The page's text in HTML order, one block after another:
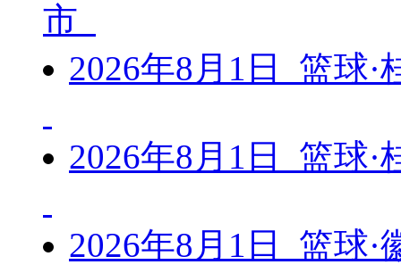
市
2026年8月1日 篮球
2026年8月1日 篮球
2026年8月1日 篮球